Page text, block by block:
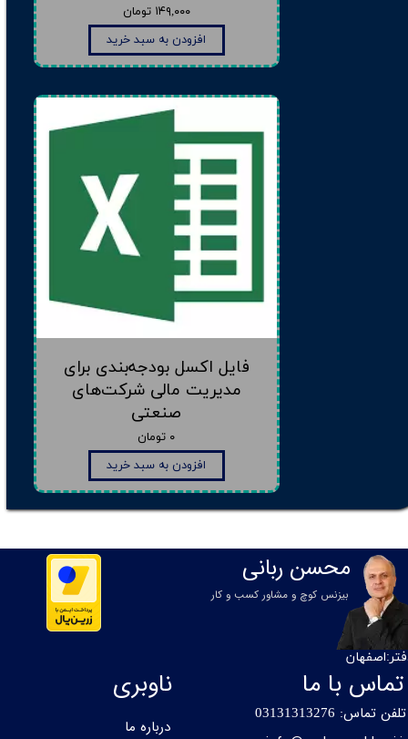
۱۴۹,۰۰۰ تومان
افزودن به سبد خرید
فایل اکسل بودجه‌بندی برای
مدیریت مالی شرکت‌های
صنعتی
۰ تومان
افزودن به سبد خرید
محسن ربانی
بیزنس کوچ و مشاور کسب و کار
ناوبری
درباره ما
تماس با ما
تلفن تماس: 03131313276